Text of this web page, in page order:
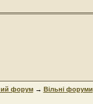
форум→ Вільні форуми